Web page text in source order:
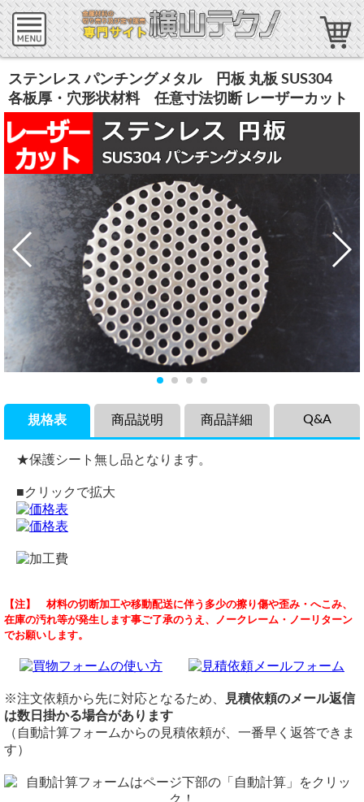
ステンレス パンチングメタル 円板 丸板 SUS304
各板厚・穴形状材料 任意寸法切断 レーザーカット
規格表
★保護シート無し品となります。
■クリックで拡大
商品説明
ステンレス(SUS304) パンチングメタル円板 丸板の希望板
厚・任意内外径円寸法でのレーザーカット切り売り販売で
す。
表面は1.5t以下はBA肌、2.0t以上は2B肌となります。
排水溝や換気扇の蓋にぴったりな円板カットのパンチングメ
タルです。
※周囲（縁）は耳なしとなります。
※材料が不足した場合は取り寄せになるため、取り寄せに一
週間程度を要します。
切断サイズ
切断可能サイズ：31φ～900φまでとなります。
商品詳細
ステンレス パンチングメタル円板 丸板
材質
SUS304
切断
レーザー切断費（周囲カット費）：4,000円/m～
切断公差：±0.2mm ～ 0.3mm（板厚・切断サイズによる）
加工
ドーナツ型への切断は要見積となります。
同サイズまとめ買いで多数同時注文割引適用！詳しくはこち
Q&A
（ 2026/07/01 ）
自動計算フォームの使い方が分からなかったため、こちらに問い合わ
せをさせて頂きます。
以下の内容でお見積をお願いできますでしょうか。
商品名：ステンレス パンチングメタル（SUS304）
穴径 4.0(Φ) × ピッチ 7.0
厚さ：1.5
サイズ：300×1165mm
数量：2
以上、よろしくお願いいたします。
【注】 材料の切断加工や移動配送に伴う多少の擦り傷や歪み・へこみ、
在庫の汚れ等が発生します事ご了承のうえ、ノークレーム・ノーリターン
でお願いします。
※注文依頼から先に対応となるため、
見積依頼のメール返信
は数日掛かる場合があります
（自動計算フォームからの見積依頼が、一番早く返答できま
す）